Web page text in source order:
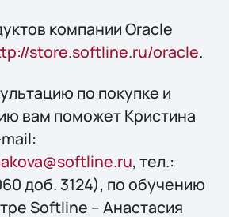
компании Oracle
store.softline.ru/oracle.
по покупке и
вам поможет Кристина
, тел.:
доб. 3124), по обучению
Softline – Анастасия